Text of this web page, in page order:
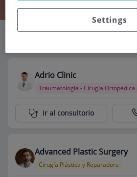
Adrio Clinic
Traumatología - Cirugía Ortopédica
Centro Médico Teknon
Ir al consultorio
Advanced Plastic Surgery
Cirugía Plástica y Reparadora
Settings